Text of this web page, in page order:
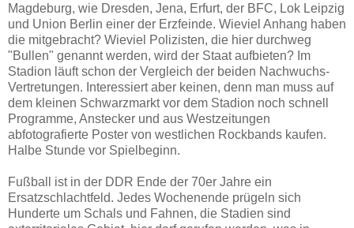
Magdeburg, wie Dresden, Jena, Erfurt, der BFC, Lok Leipzig
und Union Berlin einer der Erzfeinde. Wieviel Anhang haben
die mitgebracht? Wieviel Polizisten, die hier durchweg
"Bullen" genannt werden, wird der Staat aufbieten? Im
Stadion läuft schon der Vergleich der beiden Nachwuchs-
Vertretungen. Interessiert aber keinen, denn man muss auf
dem kleinen Schwarzmarkt vor dem Stadion noch schnell
Programme, Anstecker und aus Westzeitungen
abfotografierte Poster von westlichen Rockbands kaufen.
Halbe Stunde vor Spielbeginn.
Fußball ist in der DDR Ende der 70er Jahre ein
Ersatzschlachtfeld. Jedes Wochenende prügeln sich
Hunderte um Schals und Fahnen, die Stadien sind